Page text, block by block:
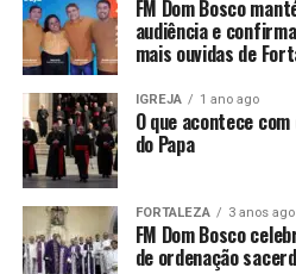
FM Dom Bosco
audiência e
mais ouvidas de
IGREJA 1 ano ago
O que acontece
do Papa
FORTALEZA 3 anos ago
FM Dom Bosco
de ordenação